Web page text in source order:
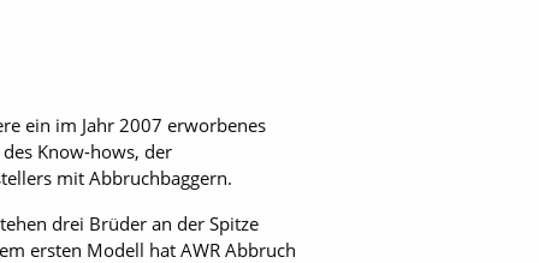
ein im Jahr 2007 erworbenes
Know-hows, der
mit Abbruchbaggern.
drei Brüder an der Spitze
ersten Modell hat AWR Abbruch